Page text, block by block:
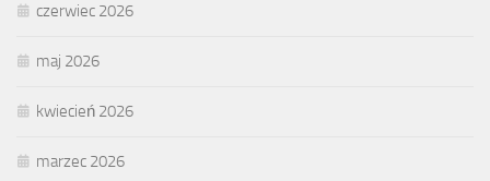
czerwiec 2026
maj 2026
kwiecień 2026
marzec 2026